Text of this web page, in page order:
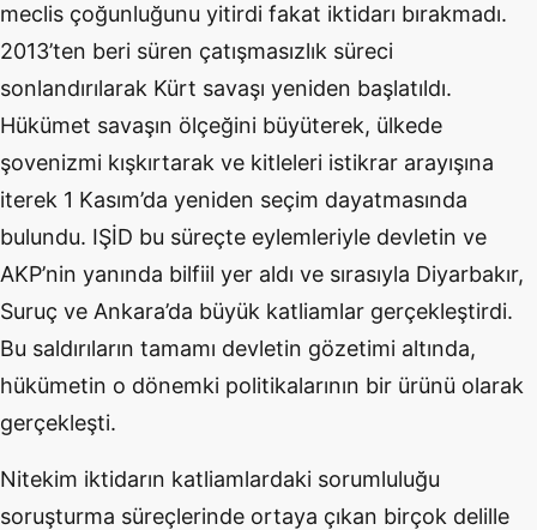
meclis çoğunluğunu yitirdi fakat iktidarı bırakmadı.
2013’ten beri süren çatışmasızlık süreci
sonlandırılarak Kürt savaşı yeniden başlatıldı.
Hükümet savaşın ölçeğini büyüterek, ülkede
şovenizmi kışkırtarak ve kitleleri istikrar arayışına
iterek 1 Kasım’da yeniden seçim dayatmasında
bulundu. IŞİD bu süreçte eylemleriyle devletin ve
AKP’nin yanında bilfiil yer aldı ve sırasıyla Diyarbakır,
Suruç ve Ankara’da büyük katliamlar gerçekleştirdi.
Bu saldırıların tamamı devletin gözetimi altında,
hükümetin o dönemki politikalarının bir ürünü olarak
gerçekleşti.
Nitekim iktidarın katliamlardaki sorumluluğu
soruşturma süreçlerinde ortaya çıkan birçok delille